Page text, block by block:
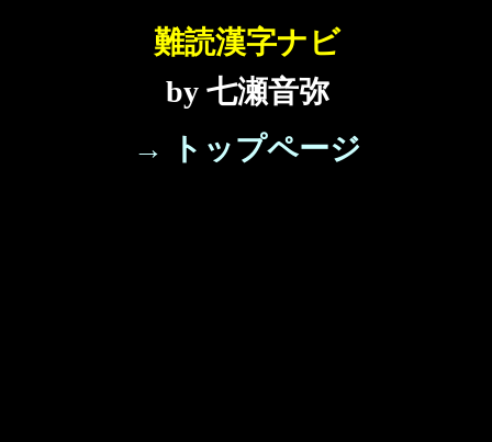
難読漢字ナビ
by 七瀬音弥
→ トップページ